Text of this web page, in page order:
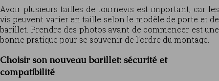
Avoir plusieurs tailles de tournevis est important, car les
vis peuvent varier en taille selon le modèle de porte et de
barillet. Prendre des photos avant de commencer est une
bonne pratique pour se souvenir de l’ordre du montage.
Choisir son nouveau barillet: sécurité et
compatibilité